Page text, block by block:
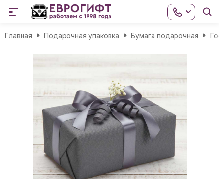
Главная Подарочная упаковка Бумага подарочная